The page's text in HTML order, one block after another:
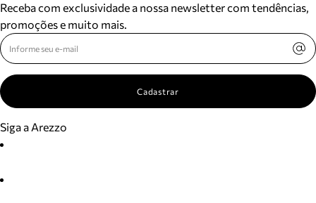
Receba com exclusividade a nossa newsletter com tendências,
promoções e muito mais.
Cadastrar
Siga a Arezzo